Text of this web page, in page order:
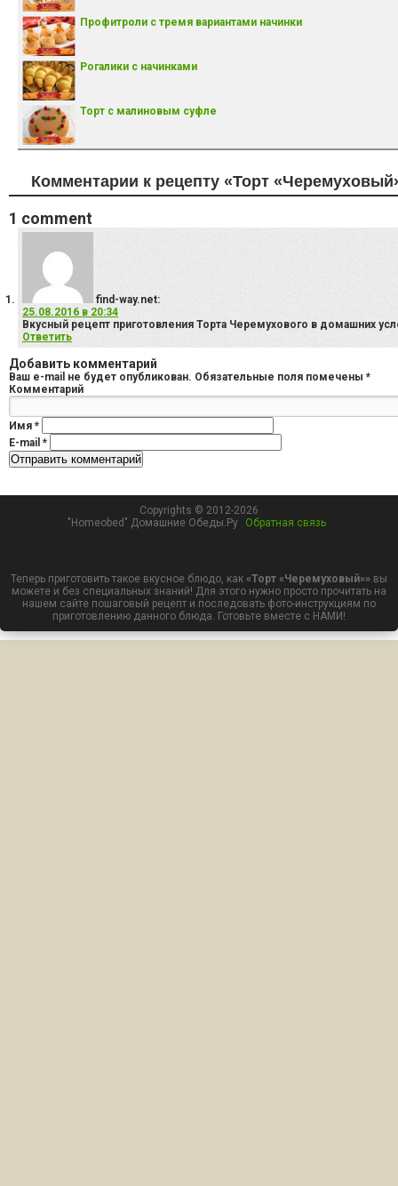
Профитроли с тремя вариантами начинки
Рогалики с начинками
Торт с малиновым суфле
Комментарии к рецепту «Торт
1 comment
find-way.net:
25.08.2016 в 20:34
Вкусный рецепт приготовления Торта Черемухового в домашних
Ответить
Добавить комментарий
Ваш e-mail не будет опубликован. Обязательные поля помечены *
Комментарий
Имя *
E-mail *
Copyrights © 2012-2026
"Homeobed" Домашние Обеды.Ру
Обратная связь
Теперь приготовить такое вкусное блюдо, как «Торт «Черемуховый»» вы
можете и без специальных знаний! Для этого нужно просто прочитать на
нашем сайте пошаговый рецепт и последовать фото-инструкциям по
приготовлению данного блюда. Готовьте вместе с НАМИ!